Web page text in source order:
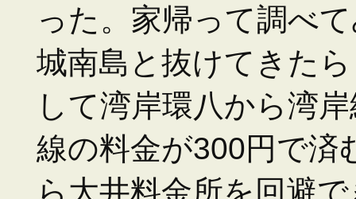
った。家帰って調べ
城南島と抜けてきた
して湾岸環八から湾
線の料金が300円で済
ら大井料金所を回避